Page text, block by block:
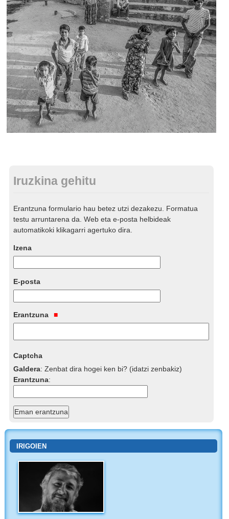
Iruzkina gehitu
Erantzuna formulario hau betez utzi dezakezu. Formatua
testu arruntarena da. Web eta e-posta helbideak
automatikoki klikagarri agertuko dira.
Izena
E-posta
Erantzuna
Captcha
Galdera:Zenbat dira hogei ken bi? (idatzi zenbakiz)
Erantzuna:
IRIGOIEN